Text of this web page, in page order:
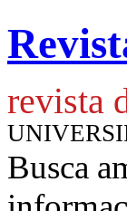
revista
Busca